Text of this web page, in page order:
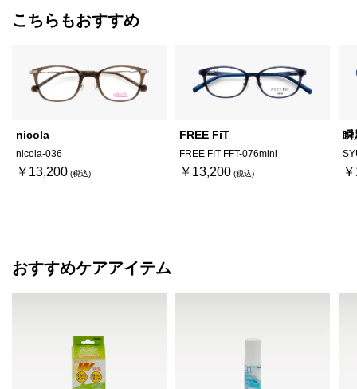
こちらもおすすめ
nicola
nicola-036
￥13,200
FREE FiT
FREE FIT FFT-076mini
￥13,200
瞬
おすすめケアアイテム